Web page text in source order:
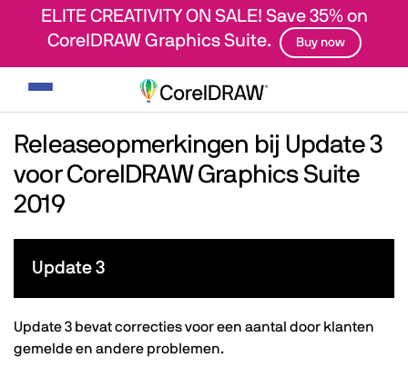
ELITE CREATIVITY ON SALE! Save 35% on
CorelDRAW Graphics Suite.
Buy now
Navigatie
weergeven/verbergen
Releaseopmerkingen bij Update 3
voor CorelDRAW Graphics Suite
2019
Update 3
Update 3 bevat correcties voor een aantal door klanten
gemelde en andere problemen.